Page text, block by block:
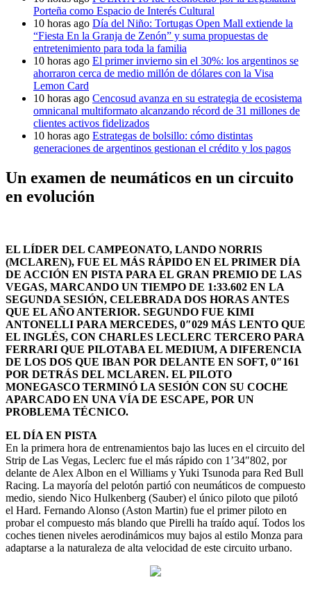
Porteña como Espacio de Interés Cultural
10 horas ago Día del Niño: Tortugas Open Mall extiende la
“Fiesta En la Granja de Zenón” y suma propuestas de
entretenimiento para toda la familia
10 horas ago El primer invierno sin el 30%: los argentinos se
ahorraron cerca de medio millón de dólares con la Visa
Lemon Card
10 horas ago Cencosud avanza en su estrategia de ecosistema
omnicanal multiformato alcanzando récord de 31 millones de
clientes activos fidelizados
10 horas ago Estrategas de bolsillo: cómo distintas
generaciones de argentinos gestionan el crédito y los pagos
Un examen de neumáticos en un circuito
en evolución
EL LÍDER DEL CAMPEONATO, LANDO NORRIS
(MCLAREN), FUE EL MÁS RÁPIDO EN EL PRIMER DÍA
DE ACCIÓN EN PISTA PARA EL GRAN PREMIO DE LAS
VEGAS, MARCANDO UN TIEMPO DE 1:33.602 EN LA
SEGUNDA SESIÓN, CELEBRADA DOS HORAS ANTES
QUE EL AÑO ANTERIOR. SEGUNDO FUE KIMI
ANTONELLI PARA MERCEDES, 0″029 MÁS LENTO QUE
EL INGLÉS, CON CHARLES LECLERC TERCERO PARA
FERRARI QUE PILOTABA EL MEDIUM, A DIFERENCIA
DE LOS DOS QUE IBAN POR DELANTE EN SOFT, 0″161
POR DETRÁS DEL MCLAREN. EL PILOTO
MONEGASCO TERMINÓ LA SESIÓN CON SU COCHE
APARCADO EN UNA VÍA DE ESCAPE, POR UN
PROBLEMA TÉCNICO.
EL DÍA EN PISTA
En la primera hora de entrenamientos bajo las luces en el circuito del
Strip de Las Vegas, Leclerc fue el más rápido con 1’34″802, por
delante de Alex Albon en el Williams y Yuki Tsunoda para Red Bull
Racing. La mayoría del pelotón partió con neumáticos de compuesto
medio, siendo Nico Hulkenberg (Sauber) el único piloto que pilotó
el Hard. Fernando Alonso (Aston Martin) fue el primer piloto en
probar el compuesto más blando que Pirelli ha traído aquí. Todos los
coches tienen niveles aerodinámicos muy bajos al estilo Monza para
adaptarse a la naturaleza de alta velocidad de este circuito urbano.